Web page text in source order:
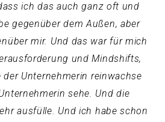
ich das auch ganz oft und
gegenüber dem Außen, aber
mir. Und das war für mich
und Mindshifts,
Unternehmerin reinwachse
sehe. Und die
ausfülle. Und ich habe schon